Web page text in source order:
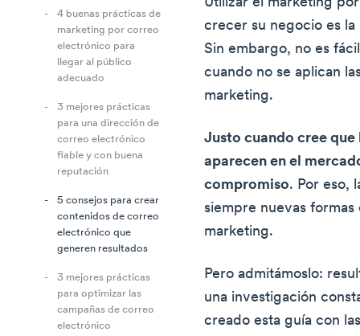
4 buenas prácticas de
marketing por correo
electrónico para
llegar al público
adecuado
3 mejores prácticas
para una dirección de
correo electrónico
fiable y con buena
reputación
5 consejos para crear
contenidos de correo
electrónico que
generen resultados
3 mejores prácticas
para optimizar las
campañas de correo
electrónico
crecer su negocio es
Sin embargo, no es
cuando no se aplican
marketing.
Justo cuando cree
aparecen en el
compromiso. Por eso,
siempre nuevas
marketing.
Pero admitámoslo:
una investigación
creado esta guía con